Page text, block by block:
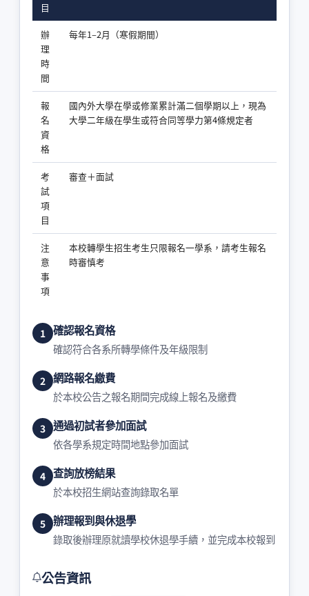
目
辦
理
時
間
每年1–2月（寒假期間）
報
名
資
格
國內外大學在學或修業累計滿二個學期以上，現為
大學二年級在學生或符合同等學力第4條規定者
考
試
項
目
審查＋面試
注
意
事
項
本校轉學生招生考生只限報名一學系，請考生報名
時審慎考
確認報名資格
確認符合各系所轉學條件及年級限制
網路報名繳費
於本校公告之報名期間完成線上報名及繳費
通過初試者參加面試
依各學系規定時間地點參加面試
查詢放榜結果
於本校招生網站查詢錄取名單
辦理報到與休退學
錄取後辦理原就讀學校休退學手續，並完成本校報到
公告資訊